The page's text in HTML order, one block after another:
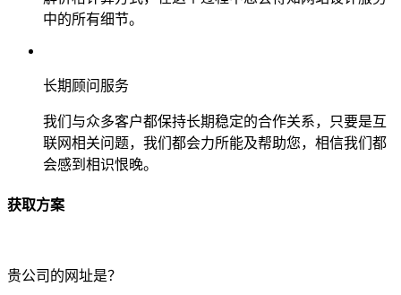
中的所有细节。
长期顾问服务
我们与众多客户都保持长期稳定的合作关系，只要是互
联网相关问题，我们都会力所能及帮助您，相信我们都
会感到相识恨晚。
获取方案
贵公司的网址是？